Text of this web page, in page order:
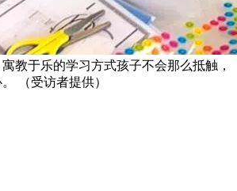
教于乐的学习方式孩子不会那么抵触，
（受访者提供）